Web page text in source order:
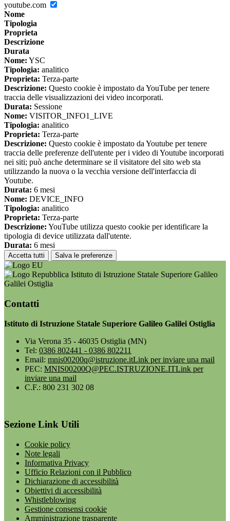
youtube.com
Nome
Tipologia
Proprieta
Descrizione
Durata
Nome: YSC
Tipologia: analitico
Proprieta: Terza-parte
Descrizione: Questo cookie è impostato da YouTube per tenere
traccia delle visualizzazioni dei video incorporati.
Durata: Sessione
Nome: VISITOR_INFO1_LIVE
Tipologia: analitico
Proprieta: Terza-parte
Descrizione: Questo cookie è impostato da Youtube per tenere
traccia delle preferenze dell'utente per i video di Youtube incorporati
nei siti; può anche determinare se il visitatore del sito web sta
utilizzando la nuova o la vecchia versione dell'interfaccia di
Youtube.
Durata: 6 mesi
Nome: DEVICE_INFO
Tipologia: analitico
Proprieta: Terza-parte
Descrizione: YouTube utilizza questo cookie per identificare la
tipologia di device utilizzata dall'utente.
Durata: 6 mesi
Accetta tutti Salva le preferenze
Istituto di Istruzione Statale Superiore Galileo
Galilei Ostiglia
Contatti
Istituto di Istruzione Statale Superiore Galileo Galilei Ostiglia
Via Verona 35 - 46035 Ostiglia (MN)
Tel: 0386 802441 - 0386 802211
Email: mnis00200q@istruzione.itLink per inviare una mail
PEC: MNIS00200Q@PEC.ISTRUZIONE.ITLink per
inviare una mail
C.F.: 800 231 302 08
Sezione Link Utili
Cookie policy
Note legali
Informativa Privacy
Ufficio Relazioni con il Pubblico
Dichiarazione di accessibilità
Obiettivi di accessibilità
Whistleblowing
Gestione consensi cookie
Amministrazione trasparente